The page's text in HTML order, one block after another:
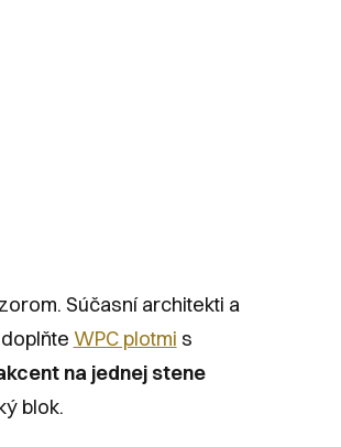
Súčasní architekti a
WPC plotmi s
na jednej stene
blok.